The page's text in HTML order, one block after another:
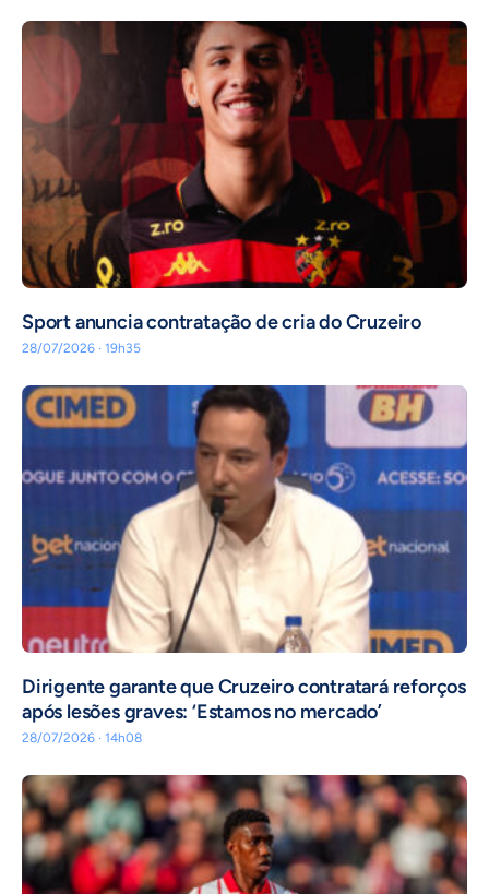
Sport anuncia contratação de cria do Cruzeiro
28/07/2026 · 19h35
Dirigente garante que Cruzeiro contratará reforços
após lesões graves: ‘Estamos no mercado’
28/07/2026 · 14h08